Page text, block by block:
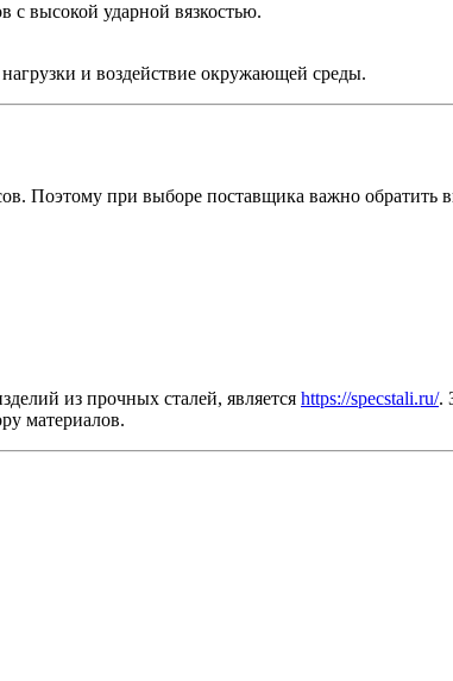
с высокой ударной вязкостью.
и воздействие окружающей среды.
Поэтому при выборе поставщика важно обратить
из прочных сталей, является https://specstali.ru/.
материалов.